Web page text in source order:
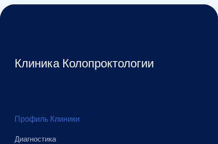
Клиника Колопроктологии
Профиль Клиники
Диагностика